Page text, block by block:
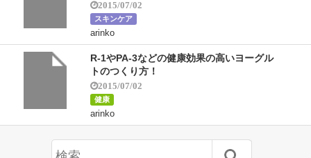
2015/07/02
スキンケア
arinko
R-1やPA-3などの健康効果の高いヨーグル
トのつくり方！
2015/07/02
健康
arinko